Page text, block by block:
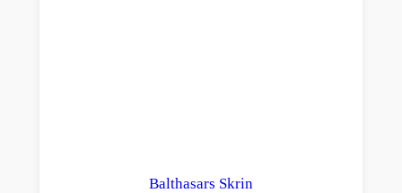
Balthasars Skrin